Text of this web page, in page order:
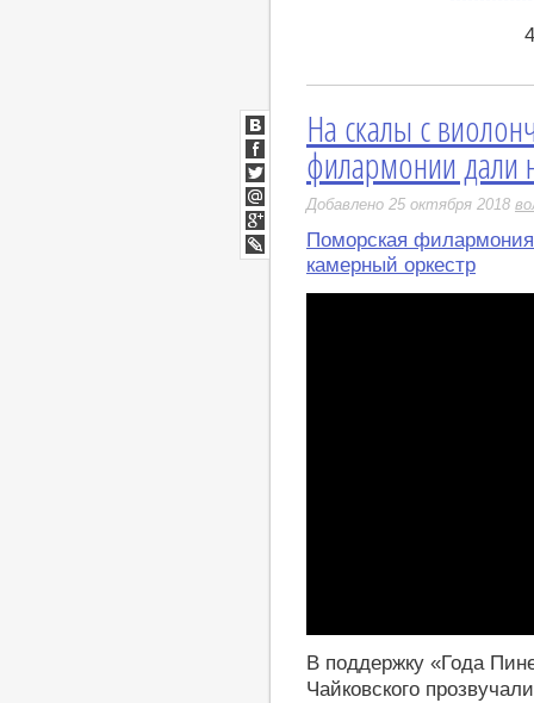
На скалы с
филармонии
Добавлено 25 октября 2018
Поморская филармония
камерный оркестр
В поддержку «Года
Чайковского
ВКонтакте
Facebook
Twitter
Мой
Мир
Google+
LiveJournal